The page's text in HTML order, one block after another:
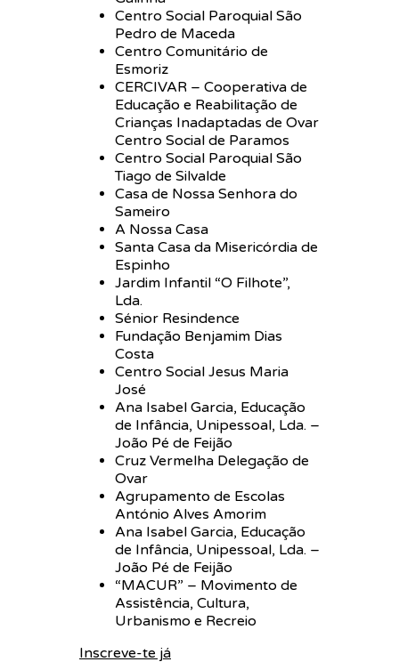
Centro Social Paroquial São
Pedro de Maceda
Centro Comunitário de
Esmoriz
CERCIVAR – Cooperativa de
Educação e Reabilitação de
Crianças Inadaptadas de Ovar
Centro Social de Paramos
Centro Social Paroquial São
Tiago de Silvalde
Casa de Nossa Senhora do
Sameiro
A Nossa Casa
Santa Casa da Misericórdia de
Espinho
Jardim Infantil “O Filhote”,
Lda.
Sénior Resindence
Fundação Benjamim Dias
Costa
Centro Social Jesus Maria
José
Ana Isabel Garcia, Educação
de Infância, Unipessoal, Lda. –
João Pé de Feijão
Cruz Vermelha Delegação de
Ovar
Agrupamento de Escolas
António Alves Amorim
Ana Isabel Garcia, Educação
de Infância, Unipessoal, Lda. –
João Pé de Feijão
“MACUR” – Movimento de
Assistência, Cultura,
Urbanismo e Recreio
Inscreve-te já